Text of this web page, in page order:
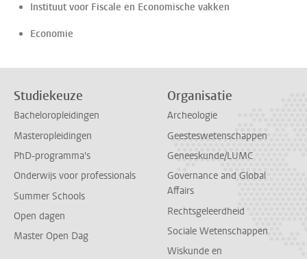
Instituut voor Fiscale en Economische vakken
Economie
Studiekeuze
Bacheloropleidingen
Masteropleidingen
PhD-programma's
Onderwijs voor professionals
Summer Schools
Open dagen
Master Open Dag
Organisatie
Archeologie
Geesteswetenschappen
Geneeskunde/LUMC
Governance and Global
Affairs
Rechtsgeleerdheid
Sociale Wetenschappen
Wiskunde en